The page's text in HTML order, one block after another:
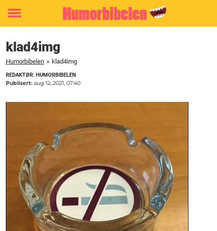
Toggle
klad4img
Humorbibelen » klad4img
REDAKTØR: HUMORBIBELEN
Publisert: aug 12, 2021, 07:40